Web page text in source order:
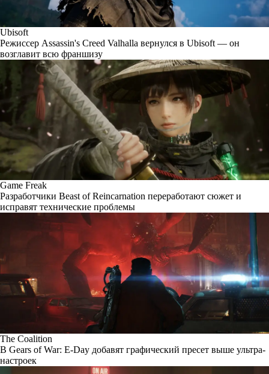
Ubisoft
Режиссер Assassin's Creed Valhalla вернулся в Ubisoft — он
возглавит всю франшизу
Game Freak
Разработчики Beast of Reincarnation переработают сюжет и
исправят технические проблемы
The Coalition
В Gears of War: E-Day добавят графический пресет выше ультра-
настроек